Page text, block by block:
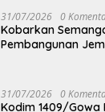
31/07/2026 0
Kobarkan
Pembangunan
31/07/2026 0
Kodim 1409/Gowa